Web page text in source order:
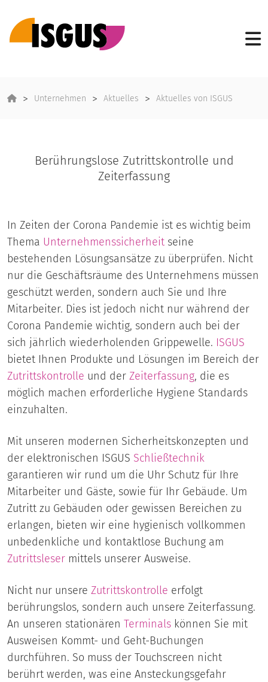
Unternehmen Aktuelles Aktuelles von ISGUS
Berührungslose Zutrittskontrolle und
Zeiterfassung
In Zeiten der Corona Pandemie ist es wichtig beim
Thema Unternehmenssicherheit seine
bestehenden Lösungsansätze zu überprüfen. Nicht
nur die Geschäftsräume des Unternehmens müssen
geschützt werden, sondern auch Sie und Ihre
Mitarbeiter. Dies ist jedoch nicht nur während der
Corona Pandemie wichtig, sondern auch bei der
sich jährlich wiederholenden Grippewelle. ISGUS
bietet Ihnen Produkte und Lösungen im Bereich der
Zutrittskontrolle und der Zeiterfassung, die es
möglich machen erforderliche Hygiene Standards
einzuhalten.
Mit unseren modernen Sicherheitskonzepten und
der elektronischen ISGUS Schließtechnik
garantieren wir rund um die Uhr Schutz für Ihre
Mitarbeiter und Gäste, sowie für Ihr Gebäude. Um
Zutritt zu Gebäuden oder gewissen Bereichen zu
erlangen, bieten wir eine hygienisch vollkommen
unbedenkliche und kontaktlose Buchung am
Zutrittsleser mittels unserer Ausweise.
Nicht nur unsere Zutrittskontrolle erfolgt
berührungslos, sondern auch unsere Zeiterfassung.
An unseren stationären Terminals können Sie mit
Ausweisen Kommt- und Geht-Buchungen
durchführen. So muss der Touchscreen nicht
berührt werden, was eine Ansteckungsgefahr